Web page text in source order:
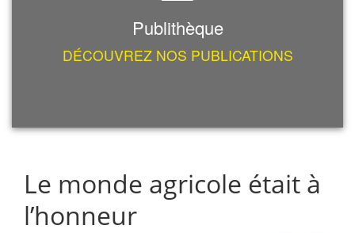
Publithèque
DÉCOUVREZ NOS PUBLICATIONS
Le monde agricole était à
l’honneur